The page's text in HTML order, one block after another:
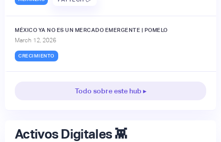
MÉXICO YA NO ES UN MERCADO EMERGENTE | POMELO
March 12, 2026
CRECIMIENTO
Todo sobre este hub ▸
Activos Digitales 👾